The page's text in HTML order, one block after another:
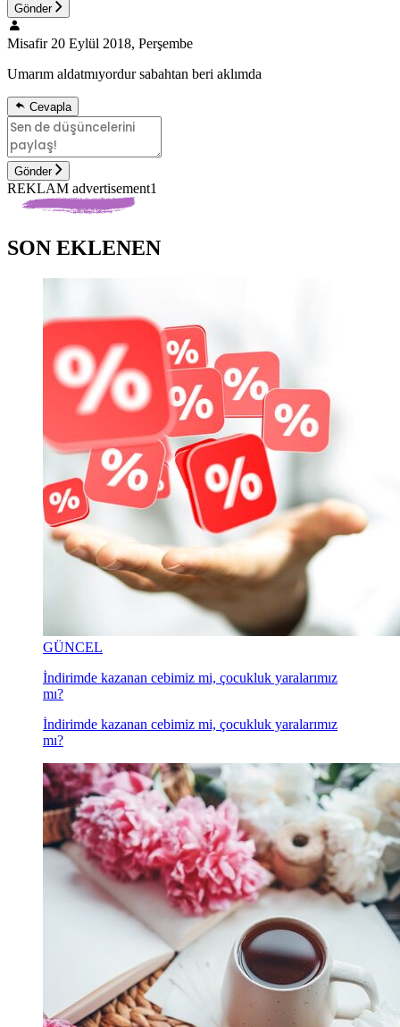
Gönder
Misafir 20 Eylül 2018, Perşembe
Umarım aldatmıyordur sabahtan beri aklımda
Cevapla
Gönder
REKLAM advertisement1
SON EKLENEN
GÜNCEL
İndirimde kazanan cebimiz mi, çocukluk yaralarımız
mı?
İndirimde kazanan cebimiz mi, çocukluk yaralarımız
mı?